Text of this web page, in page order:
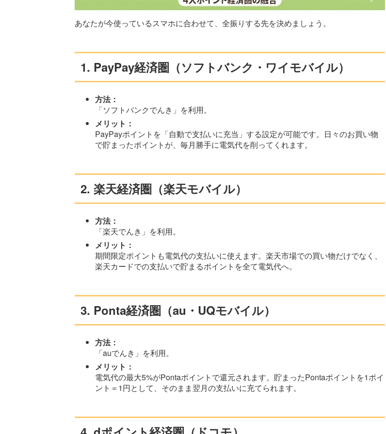
あなたが今使っているスマホに合わせて、全振りする先を決めましょう。
1. PayPay経済圏（ソフトバンク・ワイモバイル）
方法：
「ソフトバンクでんき」を利用。
メリット：
PayPayポイントを「自動で支払いに充当」する設定が可能です。日々のお買い物
で貯まったポイントが、毎月勝手に電気代を削ってくれます。
2. 楽天経済圏（楽天モバイル）
方法：
「楽天でんき」を利用。
メリット：
期間限定ポイントも電気代の支払いに使えます。楽天市場での買い物だけでなく、
楽天カードでの支払いで貯まるポイントを全て電気代へ。
3. Ponta経済圏（au・UQモバイル）
方法：
「auでんき」を利用。
メリット：
電気代の最大5%がPontaポイントで還元されます。貯まったPontaポイントを1ポイ
ント＝1円として、そのまま翌月の支払いに充てられます。